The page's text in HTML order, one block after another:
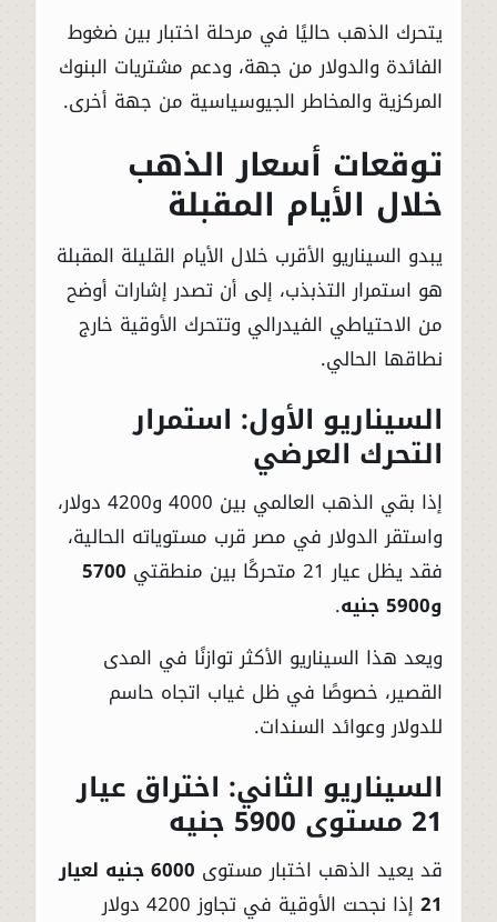
يتحرك الذهب حاليًا في مرحلة اختبار بين ضغوط
الفائدة والدولار من جهة، ودعم مشتريات البنوك
المركزية والمخاطر الجيوسياسية من جهة أخرى.
توقعات أسعار الذهب
خلال الأيام المقبلة
يبدو السيناريو الأقرب خلال الأيام القليلة المقبلة
هو استمرار التذبذب، إلى أن تصدر إشارات أوضح
من الاحتياطي الفيدرالي وتتحرك الأوقية خارج
نطاقها الحالي.
السيناريو الأول: استمرار
التحرك العرضي
إذا بقي الذهب العالمي بين 4000 و4200 دولار،
واستقر الدولار في مصر قرب مستوياته الحالية،
فقد يظل عيار 21 متحركًا بين منطقتي
5700
و5900 جنيه
.
ويعد هذا السيناريو الأكثر توازنًا في المدى
القصير، خصوصًا في ظل غياب اتجاه حاسم
للدولار وعوائد السندات.
السيناريو الثاني: اختراق عيار
21 مستوى 5900 جنيه
قد يعيد الذهب اختبار مستوى
6000 جنيه لعيار
21
إذا نجحت الأوقية في تجاوز 4200 دولار